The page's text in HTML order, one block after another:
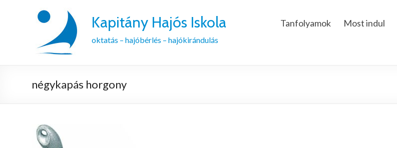
Kapitány Hajós Iskola
oktatás – hajóbérlés – hajókirándulás
Tanfolyamok Most indul
négykapás horgony